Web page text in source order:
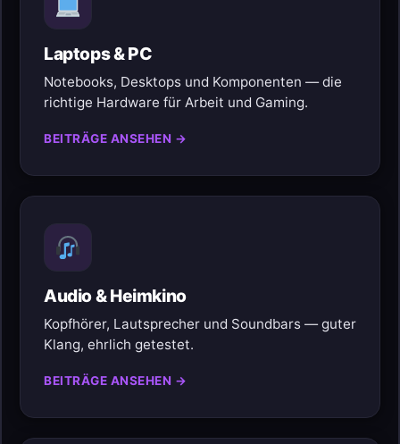
Laptops & PC
Notebooks, Desktops und Komponenten — die
richtige Hardware für Arbeit und Gaming.
BEITRÄGE ANSEHEN →
Audio & Heimkino
Kopfhörer, Lautsprecher und Soundbars — guter
Klang, ehrlich getestet.
BEITRÄGE ANSEHEN →